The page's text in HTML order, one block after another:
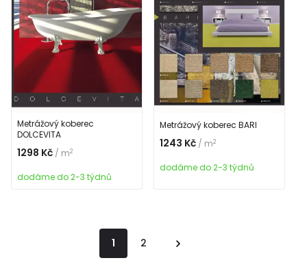
Metrážový koberec
DOLCEVITA
1298 Kč / m2
dodáme do 2-3 týdnů
Metrážový koberec BARI
1243 Kč / m2
dodáme do 2-3 týdnů
1 2